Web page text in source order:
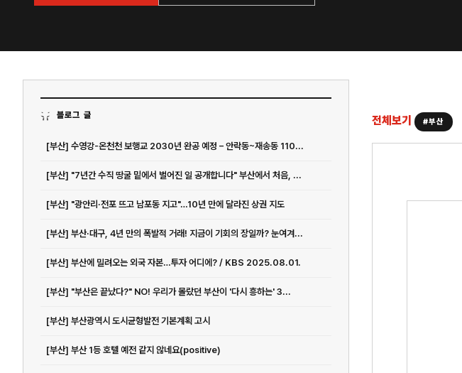
블로그 글
[부산] 수영강-온천천 보행교 2030년 완공 예정 – 안락동~재송동 110...
[부산] "7년간 수직 땅굴 밑에서 벌어진 일 공개합니다" 부산에서 처음, ...
[부산] "광안리·전포 뜨고 남포동 지고"…10년 만에 달라진 상권 지도
[부산] 부산·대구, 4년 만의 폭발적 거래! 지금이 기회의 장일까? 눈여겨...
[부산] 부산에 밀려오는 외국 자본…투자 어디에? / KBS 2025.08.01.
[부산] "부산은 끝났다?" NO! 우리가 몰랐던 부산이 '다시 흥하는' 3...
[부산] 부산광역시 도시균형발전 기본계획 고시
[부산] 부산 1등 호텔 예전 같지 않네요(positive)
전체보기 #부산